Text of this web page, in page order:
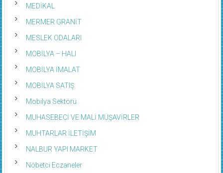
MEDİKAL
MERMER GRANİT
MESLEK ODALARI
MOBİLYA – HALI
MOBİLYA İMALAT
MOBİLYA SATIŞ
Mobilya Sektörü
MUHASEBECİ VE MALİ MÜŞAVİRLER
MUHTARLAR İLETİŞİM
NALBUR YAPI MARKET
Nöbetci Eczaneler